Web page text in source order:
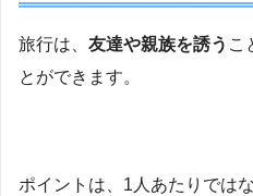
旅行は、 友達や親族を誘う こ
とができます。
ポイントは、1人あたりでは